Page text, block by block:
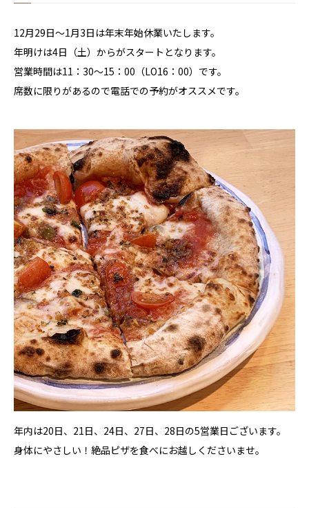
12月29日～1月3日は年末年始休業いたします。
年明けは4日（土）からがスタートとなります。
営業時間は11：30～15：00（LO16：00）です。
席数に限りがあるので電話での予約がオススメです。
年内は20日、21日、24日、27日、28日の5営業日ございます。
身体にやさしい！絶品ピザを食べにお越しくださいませ。